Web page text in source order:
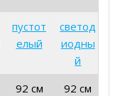
пустот
елый
светод
иодны
й
92 см 92 см